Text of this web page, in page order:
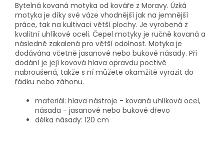
Bytelná kovaná motyka od kováře z Moravy. Úzká
motyka je díky své váze vhodnější jak na jemnější
práce, tak na kultivaci větší plochy. Je vyrobená z
kvalitní uhlíkové oceli. Čepel motyky je ručně kovaná a
následně zakalená pro větší odolnost. Motyka je
dodávána včetně jasanové nebo bukové násady. Při
dodání je její kovová hlava opravdu poctivě
nabroušená, takže s ní můžete okamžitě vyrazit do
řádku nebo záhonu.
materiál: hlava nástroje - kovaná uhlíková ocel,
násada - jasanové nebo bukové dřevo
délka násady: 120 cm